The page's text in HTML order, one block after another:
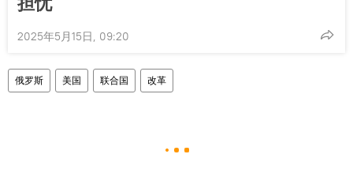
2025年5月15日, 09:20
俄罗斯 美国 联合国 改革